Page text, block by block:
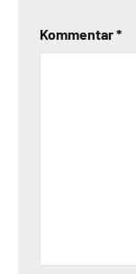
Kommentar*